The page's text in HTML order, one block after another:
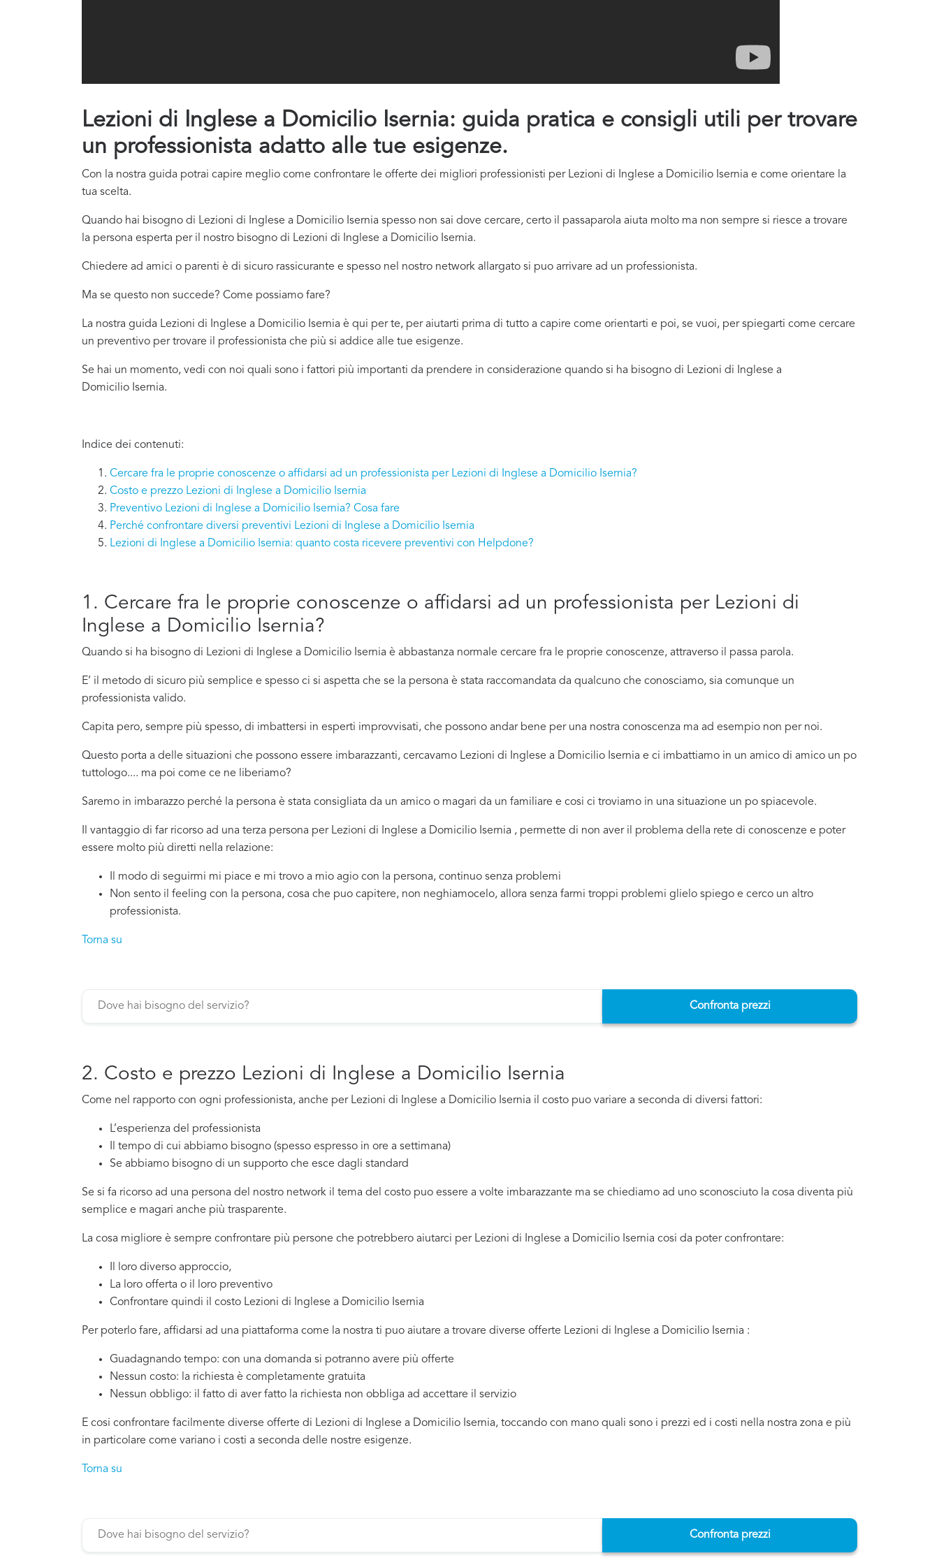
Lezioni di Inglese a Domicilio Isernia: guida pratica e consigli utili per trovare
un professionista adatto alle tue esigenze.
Con la nostra guida potrai capire meglio come confrontare le offerte dei migliori professionisti per Lezioni di Inglese a Domicilio Isernia e come orientare la
tua scelta.
Quando hai bisogno di Lezioni di Inglese a Domicilio Isernia spesso non sai dove cercare, certo il passaparola aiuta molto ma non sempre si riesce a trovare
la persona esperta per il nostro bisogno di Lezioni di Inglese a Domicilio Isernia.
Chiedere ad amici o parenti è di sicuro rassicurante e spesso nel nostro network allargato si puo arrivare ad un professionista.
Ma se questo non succede? Come possiamo fare?
La nostra guida Lezioni di Inglese a Domicilio Isernia è qui per te, per aiutarti prima di tutto a capire come orientarti e poi, se vuoi, per spiegarti come cercare
un preventivo per trovare il professionista che più si addice alle tue esigenze.
Se hai un momento, vedi con noi quali sono i fattori più importanti da prendere in considerazione quando si ha bisogno di Lezioni di Inglese a
Domicilio Isernia.
Indice dei contenuti:
Cercare fra le proprie conoscenze o affidarsi ad un professionista per Lezioni di Inglese a Domicilio Isernia?
Costo e prezzo Lezioni di Inglese a Domicilio Isernia
Preventivo Lezioni di Inglese a Domicilio Isernia? Cosa fare
Perché confrontare diversi preventivi Lezioni di Inglese a Domicilio Isernia
Lezioni di Inglese a Domicilio Isernia: quanto costa ricevere preventivi con Helpdone?
1. Cercare fra le proprie conoscenze o affidarsi ad un professionista per Lezioni di
Inglese a Domicilio Isernia?
Quando si ha bisogno di Lezioni di Inglese a Domicilio Isernia è abbastanza normale cercare fra le proprie conoscenze, attraverso il passa parola.
E’ il metodo di sicuro più semplice e spesso ci si aspetta che se la persona è stata raccomandata da qualcuno che conosciamo, sia comunque un
professionista valido.
Capita pero, sempre più spesso, di imbattersi in esperti improvvisati, che possono andar bene per una nostra conoscenza ma ad esempio non per noi.
Questo porta a delle situazioni che possono essere imbarazzanti, cercavamo Lezioni di Inglese a Domicilio Isernia e ci imbattiamo in un amico di amico un po
tuttologo.... ma poi come ce ne liberiamo?
Saremo in imbarazzo perché la persona è stata consigliata da un amico o magari da un familiare e cosi ci troviamo in una situazione un po spiacevole.
Il vantaggio di far ricorso ad una terza persona per Lezioni di Inglese a Domicilio Isernia , permette di non aver il problema della rete di conoscenze e poter
essere molto più diretti nella relazione:
Il modo di seguirmi mi piace e mi trovo a mio agio con la persona, continuo senza problemi
Non sento il feeling con la persona, cosa che puo capitere, non neghiamocelo, allora senza farmi troppi problemi glielo spiego e cerco un altro
professionista.
Torna su
Confronta prezzi
2. Costo e prezzo Lezioni di Inglese a Domicilio Isernia
Come nel rapporto con ogni professionista, anche per Lezioni di Inglese a Domicilio Isernia il costo puo variare a seconda di diversi fattori:
L’esperienza del professionista
Il tempo di cui abbiamo bisogno (spesso espresso in ore a settimana)
Se abbiamo bisogno di un supporto che esce dagli standard
Se si fa ricorso ad una persona del nostro network il tema del costo puo essere a volte imbarazzante ma se chiediamo ad uno sconosciuto la cosa diventa più
semplice e magari anche più trasparente.
La cosa migliore è sempre confrontare più persone che potrebbero aiutarci per Lezioni di Inglese a Domicilio Isernia cosi da poter confrontare:
Il loro diverso approccio,
La loro offerta o il loro preventivo
Confrontare quindi il costo Lezioni di Inglese a Domicilio Isernia
Per poterlo fare, affidarsi ad una piattaforma come la nostra ti puo aiutare a trovare diverse offerte Lezioni di Inglese a Domicilio Isernia :
Guadagnando tempo: con una domanda si potranno avere più offerte
Nessun costo: la richiesta è completamente gratuita
Nessun obbligo: il fatto di aver fatto la richiesta non obbliga ad accettare il servizio
E cosi confrontare facilmente diverse offerte di Lezioni di Inglese a Domicilio Isernia, toccando con mano quali sono i prezzi ed i costi nella nostra zona e più
in particolare come variano i costi a seconda delle nostre esigenze.
Torna su
Confronta prezzi